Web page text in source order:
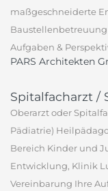
maßgeschneiderte
Aufgaben &
PARS Architekten
Spitalfacharzt /
Oberarzt oder
Pädiatrie)
Bereich Kinder und
Entwicklung, Klinik
Vereinbarung Ihre